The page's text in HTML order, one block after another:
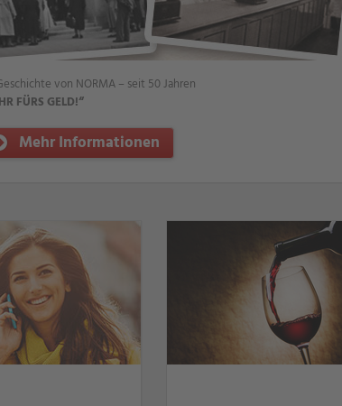
von NORMA – seit 50 Jahren
FÜRS GELD!“
Mehr Informationen